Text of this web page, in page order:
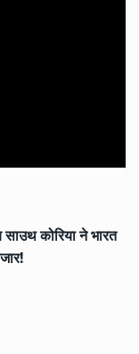
कोरिया ने भारत